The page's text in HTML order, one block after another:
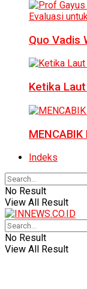
Quo Vadis
Ketika
Indeks
No Result
View All Result
No Result
View All Result